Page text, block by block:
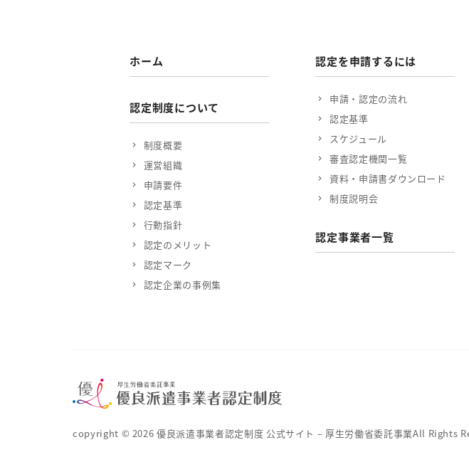
ホーム
認定制度について
制度概要
運営組織
申請要件
認定基準
行動指針
認定のメリット
認定マーク
認定企業の事例集
認定を申請するには
申請・認定の流れ
認定基準
スケジュール
審査認定機関一覧
資料・申請書ダウンロード
制度説明会
認定事業者一覧
copyright © 2026 優良派遣事業者認定制度 公式サイト – 厚生労働省委託事業All Rights